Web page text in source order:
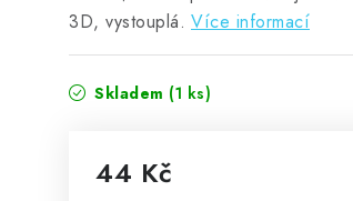
3D, vystouplá. Více informací
Skladem (1 ks)
44 Kč